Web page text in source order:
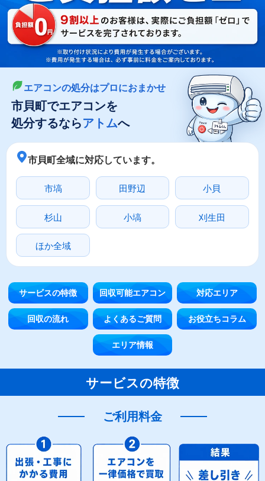
LINEやメールでカンタン依頼
メールで回収依頼 LINEで回収依頼
エアコンの処分はプロにおまかせ
市貝町でエアコンを
処分するならアトムへ
市貝町全域に対応しています。
市塙 田野辺 小貝
杉山 小塙 刈生田
ほか全域
サービスの特徴 回収可能エアコン 対応エリア
回収の流れ よくあるご質問 お役立ちコラム
エリア情報
サービスの特徴
ご利用料金